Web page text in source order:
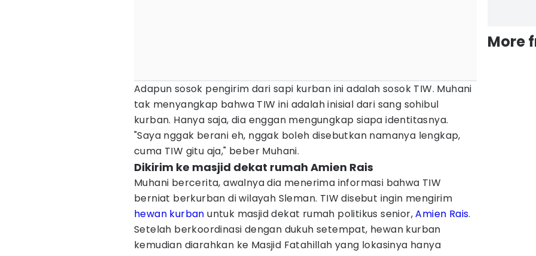
Adapun sosok pengirim dari sapi kurban ini adalah sosok TIW. Muhani
tak menyangkap bahwa TIW ini adalah inisial dari sang sohibul
kurban. Hanya saja, dia enggan mengungkap siapa identitasnya.
"Saya nggak berani eh, nggak boleh disebutkan namanya lengkap,
cuma TIW gitu aja," beber Muhani.
Dikirim ke masjid dekat rumah Amien Rais
Muhani bercerita, awalnya dia menerima informasi bahwa TIW
berniat berkurban di wilayah Sleman. TIW disebut ingin mengirim
hewan kurban untuk masjid dekat rumah politikus senior,Amien Rais.
Setelah berkoordinasi dengan dukuh setempat, hewan kurban
kemudian diarahkan ke Masjid Fatahillah yang lokasinya hanya
More